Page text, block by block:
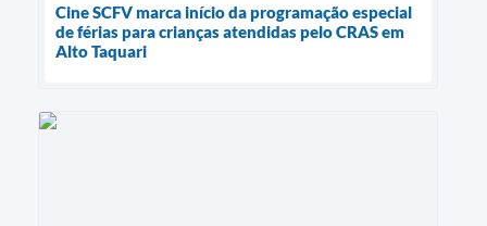
Cine SCFV marca início da programação especial
de férias para crianças atendidas pelo CRAS em
Alto Taquari